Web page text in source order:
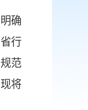
确
行
范
将